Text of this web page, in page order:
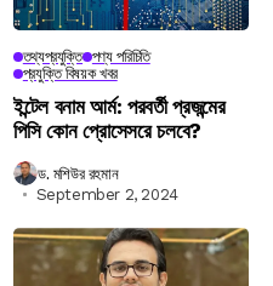
তথ্যপ্রযুক্তি পণ্য পরিচিতি
প্রযুক্তি বিষয়ক খবর
ইন্টেল বনাম আর্ম: পরবর্তী প্রজন্মের
পিসি কোন প্রোসেসরে চলবে?
ড. মশিউর রহমান
September 2, 2024